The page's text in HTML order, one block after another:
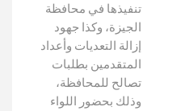
تنفيذها في محافظة
الجيزة، وكذا جهود
إزالة التعديات وأعداد
المتقدمين بطلبات
تصالح للمحافظة،
وذلك بحضور اللواء